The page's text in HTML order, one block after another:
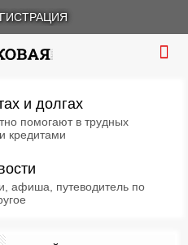
и долгах
помогают в трудных
кредитами
афиша, путеводитель по